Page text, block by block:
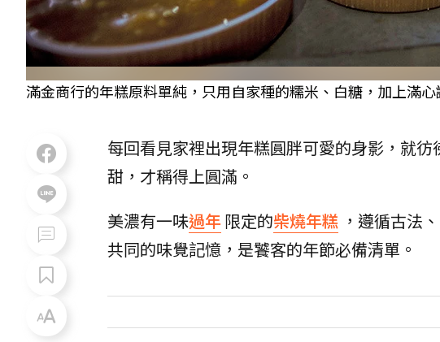
滿金商行的年糕原料單純，只用自家種的糯米、白糖，加上滿
每回看見家裡出現年糕圓胖可愛的身影，就
甜，才稱得上圓滿。
美濃有一味過年限定的柴燒年糕 ，遵循古法
共同的味覺記憶，是饕客的年節必備清單。